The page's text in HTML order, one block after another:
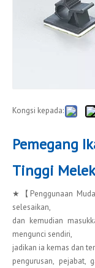
Kongsi kepada:
Pemegang
Tinggi
★【Penggunaan
selesaikan,
dan kemudian
mengunci sendiri,
jadikan ia kemas dan
pengurusan, pejabat,